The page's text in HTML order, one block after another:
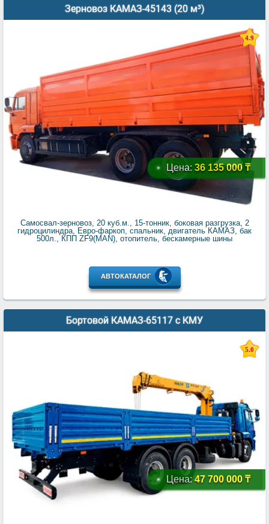
Зерновоз КАМАЗ-45143 (20 м³)
4.9
Цена: 36 135 000 ₸
Самосвал-зерновоз, 20 куб.м., 15-тонник, боковая разгрузка, 2
гидроцилиндра, Евро-фаркоп, спальник, двигатель КАМАЗ, бак
500л., КПП ZF9(MAN), отопитель, бескамерные шины
АВТОКАТАЛОГ
Бортовой КАМАЗ-65117 с КМУ
5.0
Цена:47 700 000 ₸